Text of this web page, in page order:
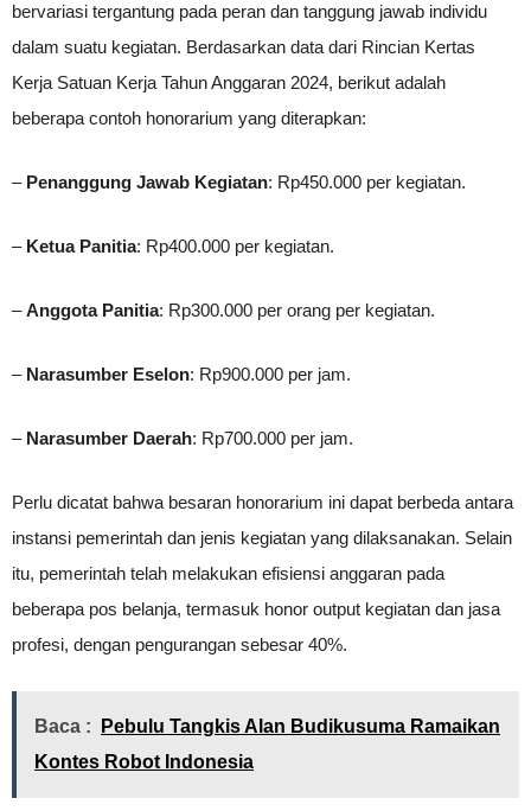
bervariasi tergantung pada peran dan tanggung jawab individu
dalam suatu kegiatan. Berdasarkan data dari Rincian Kertas
Kerja Satuan Kerja Tahun Anggaran 2024, berikut adalah
beberapa contoh honorarium yang diterapkan:
– Penanggung Jawab Kegiatan: Rp450.000 per kegiatan.
– Ketua Panitia: Rp400.000 per kegiatan.
–Anggota Panitia: Rp300.000 per orang per kegiatan.
– Narasumber Eselon: Rp900.000 per jam.
– Narasumber Daerah: Rp700.000 per jam.
Perlu dicatat bahwa besaran honorarium ini dapat berbeda antara
instansi pemerintah dan jenis kegiatan yang dilaksanakan. Selain
itu, pemerintah telah melakukan efisiensi anggaran pada
beberapa pos belanja, termasuk honor output kegiatan dan jasa
profesi, dengan pengurangan sebesar 40%.
Baca :
Pebulu Tangkis Alan Budikusuma Ramaikan
Kontes Robot Indonesia